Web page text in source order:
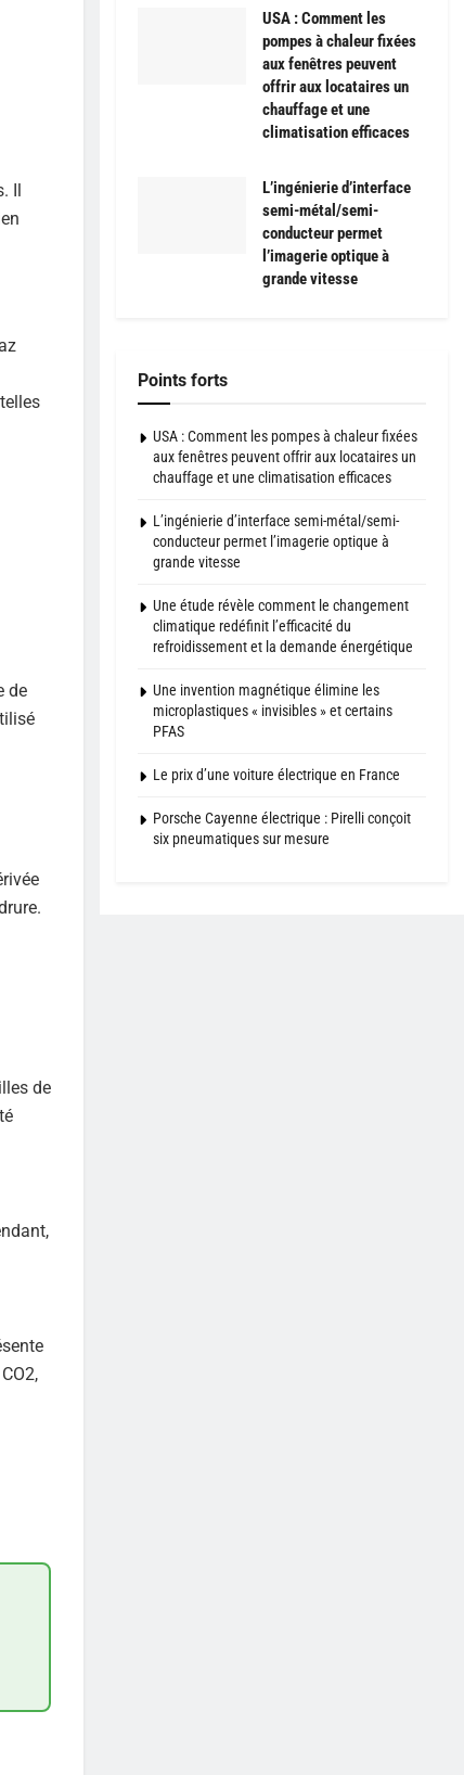
de
de
USA : Comment les
pompes à chaleur fixées
aux fenêtres peuvent
offrir aux locataires un
chauffage et une
climatisation efficaces
L’ingénierie d’interface
semi-métal/semi-
conducteur permet
l’imagerie optique à
grande vitesse
Points forts
USA : Comment les pompes à chaleur fixées
aux fenêtres peuvent offrir aux locataires un
chauffage et une climatisation efficaces
L’ingénierie d’interface semi-métal/semi-
conducteur permet l’imagerie optique à
grande vitesse
Une étude révèle comment le changement
climatique redéfinit l’efficacité du
refroidissement et la demande énergétique
Une invention magnétique élimine les
microplastiques « invisibles » et certains
PFAS
Le prix d’une voiture électrique en France
Porsche Cayenne électrique : Pirelli conçoit
six pneumatiques sur mesure